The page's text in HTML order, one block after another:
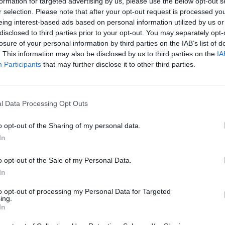
selection. Please note that after your opt-out request is processed
interest-based ads based on personal information utilized by us
to third parties prior to your opt-out. You may separately
of your personal information by third parties on the IAB’s list of
This information may also be disclosed by us to third parties on the
Participants that may further disclose it to other third parties.
Data Processing Opt Outs
opt-out of the Sharing of my personal data.
opt-out of the Sale of my Personal Data.
opt-out of processing my Personal Data for Targeted
Ząbek nawiązał poprzez czat kontakt z 15-latką.
otwarty komunikował o swoich oczekiwaniach seksualnych,
spotkania. Gdy udało mu się umówić, nie przypuszczał, że